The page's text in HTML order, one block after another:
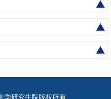
学研究生院版权所有